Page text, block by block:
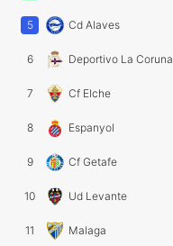
5 Cd Alaves
6 Deportivo La Coruna
7 Cf Elche
8 Espanyol
9 Cf Getafe
10 Ud Levante
11 Malaga